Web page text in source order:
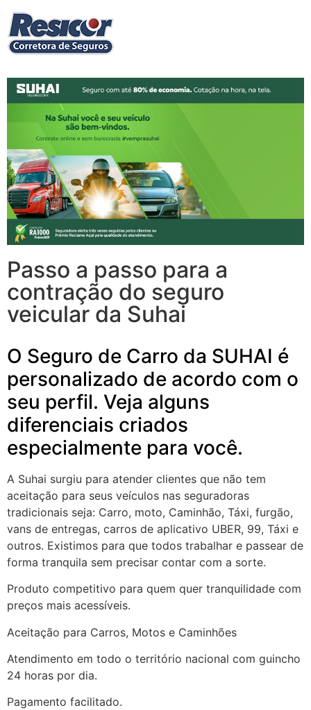
Passo a passo para a
contração do seguro
veicular da Suhai
O Seguro de Carro da SUHAI é
personalizado de acordo com o
seu perfil. Veja alguns
diferenciais criados
especialmente para você.
A Suhai surgiu para atender clientes que não tem
aceitação para seus veículos nas seguradoras
tradicionais seja: Carro, moto, Caminhão, Táxi, furgão,
vans de entregas, carros de aplicativo UBER, 99, Táxi e
outros. Existimos para que todos trabalhar e passear de
forma tranquila sem precisar contar com a sorte.
Produto competitivo para quem quer tranquilidade com
preços mais acessíveis.
Aceitação para Carros, Motos e Caminhões
Atendimento em todo o território nacional com guincho
24 horas por dia.
Pagamento facilitado.